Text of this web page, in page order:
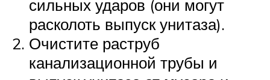
сильных ударов (они могут
расколоть выпуск унитаза).
Очистите раструб
канализационной трубы и